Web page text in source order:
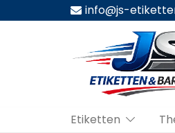
Inhalt
info@js-
Etiketten